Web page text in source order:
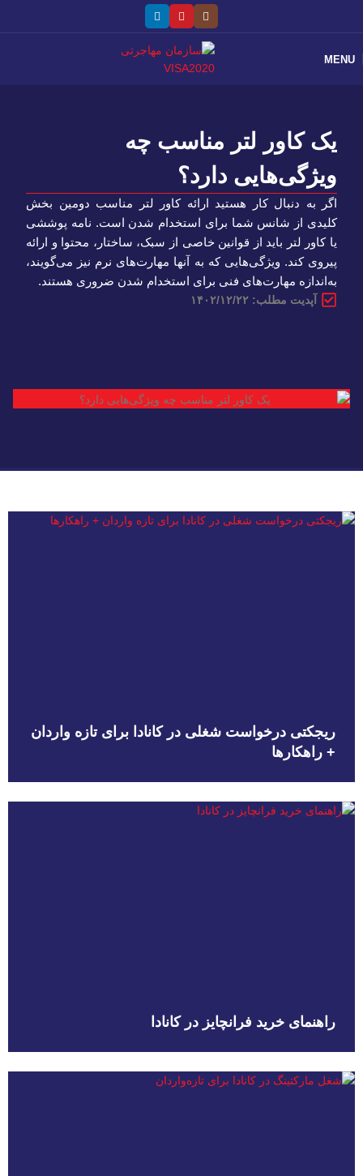
MENU
یک کاور لتر مناسب چه
ویژگی‌هایی دارد؟
اگر به دنبال کار هستید ارائه کاور لتر مناسب دومین بخش
کلیدی از شانس شما برای استخدام شدن است. نامه پوششی
یا کاور لتر باید از قوانین خاصی از سبک، ساختار، محتوا و ارائه
پیروی کند. ویژگی‌هایی که به آنها مهارت‌های نرم نیز می‌گویند،
به‌اندازه مهارت‌های فنی برای استخدام شدن ضروری هستند.
آپدیت مطلب: ۱۴۰۲/۱۲/۲۲
ریجکتی درخواست شغلی در کانادا برای تازه واردان
+ راهکارها
راهنمای خرید فرانچایز در کانادا